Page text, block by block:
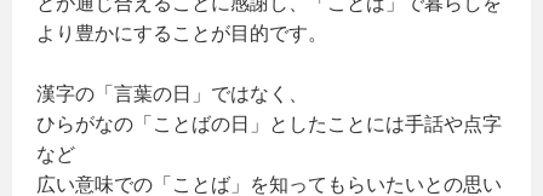
より豊かにすることが目的です。
漢字の「言葉の日」ではなく、
ひらがなの「ことばの日」としたことには手話や点字
など
広い意味での「ことば」を知ってもらいたいとの思い